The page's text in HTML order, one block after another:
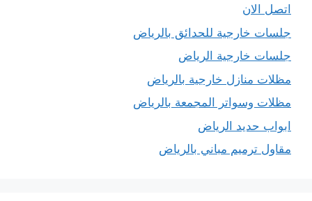
اتصل الان
جلسات خارجية للحدائق بالرياض
جلسات خارجية الرياض
مظلات منازل خارجية بالرياض
مظلات وسواتر المجمعة بالرياض
ابواب حديد الرياض
مقاول ترميم مباني بالرياض